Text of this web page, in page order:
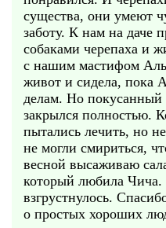
существа, они умеют
заботу. К нам на даче
собаками черепаха и
с нашим мастифом
живот и сидела, пока
делам. Но покусанный
закрылся полностью.
пытались лечить, но
не могли смириться,
весной высаживаю
который любила
взгрустнулось.
о простых хороших